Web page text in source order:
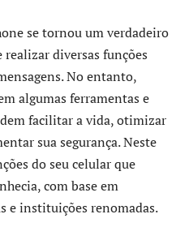
se tornou um verdadeiro
realizar diversas funções
No entanto,
algumas ferramentas e
facilitar a vida, otimizar
sua segurança. Neste
do seu celular que
com base em
e instituições renomadas.